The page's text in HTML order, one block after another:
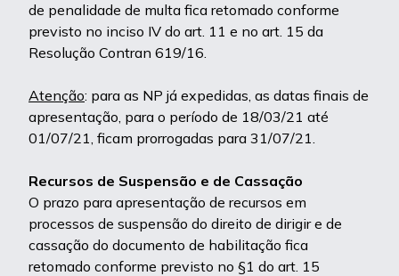
de penalidade de multa fica retomado conforme
previsto no inciso IV do art. 11 e no art. 15 da
Resolução Contran 619/16.
Atenção: para as NP já expedidas, as datas finais de
apresentação, para o período de 18/03/21 até
01/07/21, ficam prorrogadas para 31/07/21.
Recursos de Suspensão e de Cassação
O prazo para apresentação de recursos em
processos de suspensão do direito de dirigir e de
cassação do documento de habilitação fica
retomado conforme previsto no §1 do art. 15